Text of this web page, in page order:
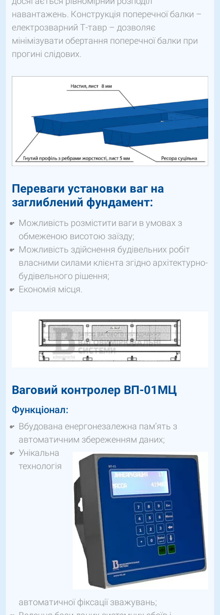
навантажень. Конструкція поперечної балки –
електрозварний Т-тавр – дозволяє
мінімізувати обертання поперечної балки при
прогині слідових.
Переваги установки ваг на
заглиблений фундамент:
Можливість розмістити ваги в умовах з
обмеженою висотою заїзду;
Можливість здійснення будівельних робіт
власними силами клієнта згідно архітектурно-
будівельного рішення;
Економія місця.
Ваговий контролер ВП-01МЦ
Функціонал:
Вбудована енергонезалежна пам’ять з
автоматичним збереженням даних;
Унікальна
технологія
автоматичної фіксації зважувань;